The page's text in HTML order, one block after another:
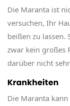
Die Maranta ist
versuchen, Ihr
beißen zu lassen.
zwar kein großes
darüber nicht
Krankheiten
Die Maranta